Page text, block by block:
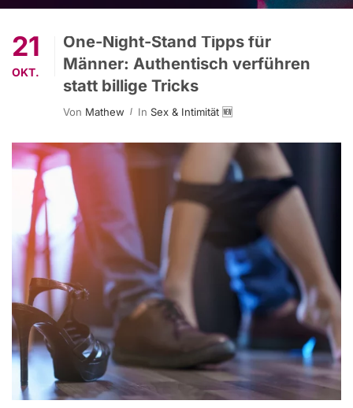
21
OKT.
One-Night-Stand Tipps für
Männer: Authentisch verführen
statt billige Tricks
Von Mathew In Sex & Intimität 🆕